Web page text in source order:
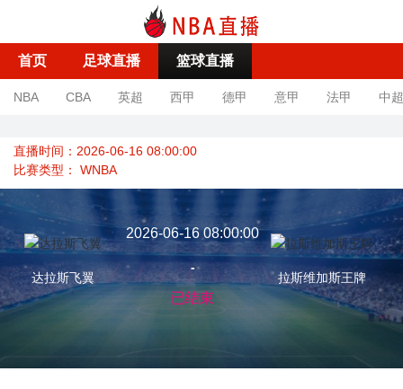
首页 足球直播 篮球直播
NBA CBA 英超 西甲 德甲 意甲 法甲 中超
直播时间：2026-06-16 08:00:00
比赛类型： WNBA
达拉斯飞翼
2026-06-16 08:00:00
-
已结束
拉斯维加斯王牌